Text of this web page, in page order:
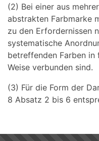
(2) Bei einer aus
abstrakten Farbmarke
zu den Erfordernissen
systematische
betreffenden Farben
Weise verbunden sind.
(3) Für die Form der
8 Absatz 2 bis 6